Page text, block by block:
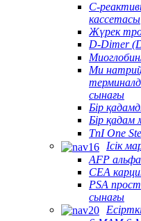
C-
кассетасы
Жүрек
D-Dimer
Ми
сынағы
Бір
Бір қадам
TnI One
Ісік
AFP
CEA
PSA
сынағы